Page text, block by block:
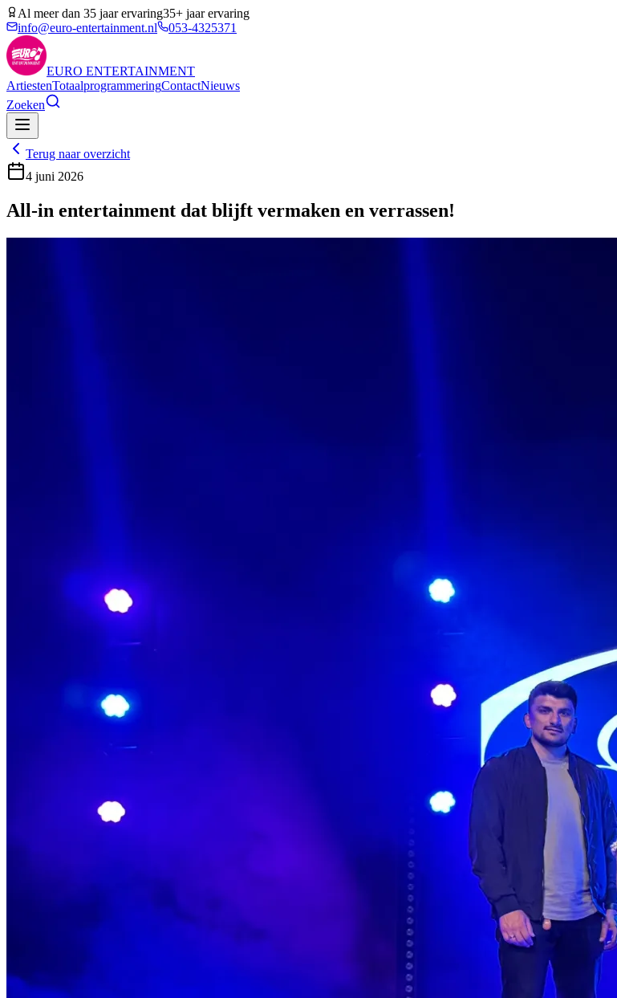
Al meer dan 35 jaar ervaring35+ jaar ervaring
info@euro-entertainment.nl
053-4325371
EURO ENTERTAINMENT
ArtiestenTotaalprogrammeringContactNieuws
Zoeken
Terug naar overzicht
4 juni 2026
All-in entertainment dat blijft vermaken en verrassen!